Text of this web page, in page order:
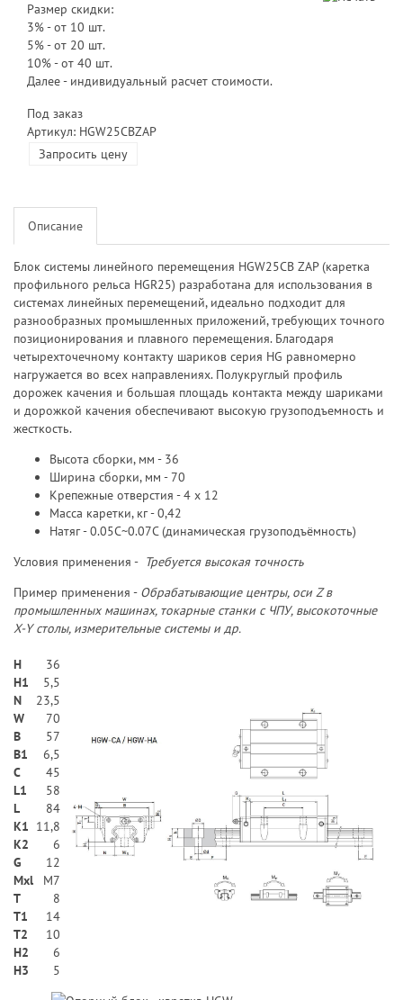
Размер скидки:
3% - от 10 шт.
5% - от 20 шт.
10% - от 40 шт.
Далее - индивидуальный расчет стоимости.
Под заказ
Артикул: HGW25CBZAP
Запросить цену
Описание
Блок системы линейного перемещения HGW25CB ZAP (каретка
профильного рельса HGR25) разработана для использования в
системах линейных перемещений, идеально подходит для
разнообразных промышленных приложений, требующих точного
позиционирования и плавного перемещения. Благодаря
четырехточечному контакту шариков серия HG равномерно
нагружается во всех направлениях. Полукруглый профиль
дорожек качения и большая площадь контакта между шариками
и дорожкой качения обеспечивают высокую грузоподъемность и
жесткость.
Высота сборки, мм - 36
Ширина сборки, мм - 70
Крепежные отверстия - 4 х 12
Масса каретки, кг - 0,42
Натяг - 0.05C~0.07C (динамическая грузоподъёмность)
Условия применения - Требуется высокая точность
Пример применения - Обрабатывающие центры, оси Z в
промышленных машинах, токарные станки с ЧПУ, высокоточные
X-Y столы, измерительные системы и др.
H
36
H1
5,5
N
23,5
W
70
В
57
B1
6,5
C
45
L1
58
L
84
K1 11,8
K2
6
G
12
Mxl
M7
T
8
T1
14
T2
10
H2
6
Н3
5